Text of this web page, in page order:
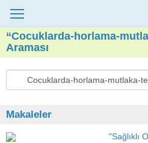
“Cocuklarda-horlama-
Araması
Makaleler
"Sağlıklı